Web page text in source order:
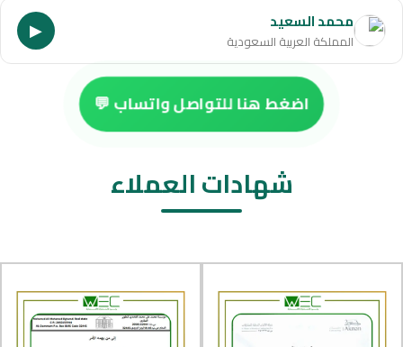
▶ محمد السعيد
المملكة العربية السعودية
اضغط هنا للتواصل واتساب 💬
شهادات العملاء